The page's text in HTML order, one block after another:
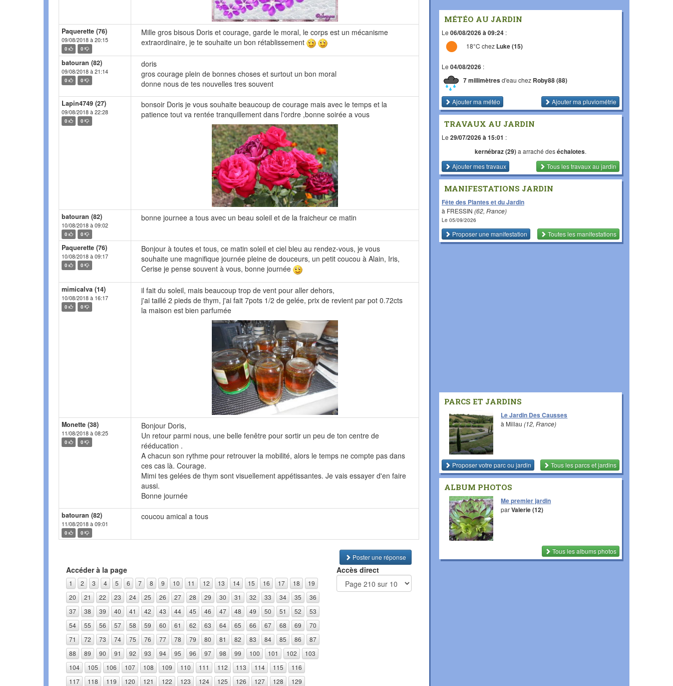
Paquerette (76)
09/08/2018 à 20:15
0 0
Mille gros bisous Doris et courage, garde le moral, le corps est un mécanisme
extraordinaire, je te souhaite un bon rétablissement
batouran (82)
09/08/2018 à 21:14
0 0
doris
gros courage plein de bonnes choses et surtout un bon moral
donne nous de tes nouvelles tres souvent
Lapin4749 (27)
09/08/2018 à 22:28
0 0
bonsoir Doris je vous souhaite beaucoup de courage mais avec le temps et la
patience tout va rentée tranquillement dans l'ordre ,bonne soirée a vous
batouran (82)
10/08/2018 à 09:02
0 0
bonne journee a tous avec un beau soleil et de la fraicheur ce matin
Paquerette (76)
10/08/2018 à 09:17
0 0
Bonjour à toutes et tous, ce matin soleil et ciel bleu au rendez-vous, je vous
souhaite une magnifique journée pleine de douceurs, un petit coucou à Alain, Iris,
Cerise je pense souvent à vous, bonne journée
mimicalva (14)
10/08/2018 à 16:17
0 0
il fait du soleil, mais beaucoup trop de vent pour aller dehors,
j'ai taillé 2 pieds de thym, j'ai fait 7pots 1/2 de gelée, prix de revient par pot 0.72cts
la maison est bien parfumée
Monette (38)
11/08/2018 à 08:25
0 0
Bonjour Doris,
Un retour parmi nous, une belle fenêtre pour sortir un peu de ton centre de
rééducation .
A chacun son rythme pour retrouver la mobilité, alors le temps ne compte pas dans
ces cas là. Courage.
Mimi tes gelées de thym sont visuellement appétissantes. Je vais essayer d'en faire
aussi.
Bonne journée
batouran (82)
11/08/2018 à 09:01
0 0
coucou amical a tous
Poster une réponse
Accéder à la page
1 2 3 4 5 6 7 8 9 10 11 12 13 14 15 16 17 18
19
20
21 22 23 24 25 26 27 28 29 30 31 32 33 34 35
36
37
38 39 40 41 42 43 44 45 46 47 48 49 50 51 52
53
54
55 56 57 58 59 60 61 62 63 64 65 66 67 68 69
70
71
72 73 74 75 76 77 78 79 80 81 82 83 84 85 86
87
88
89 90 91 92 93 94 95 96 97 98 99 100 101 102
103
104
105 106 107 108 109 110 111 112 113 114 115
116
117
118 119 120 121 122 123 124 125 126 127 128
129
Accès direct
MÉTÉO AU JARDIN
Le 06/08/2026 à 09:24 :
18°C chez Luke (15)
Le 04/08/2026 :
7 millimètresd'eau chez Roby88 (88)
Ajouter ma météo Ajouter ma pluviométrie
TRAVAUX AU JARDIN
Le 29/07/2026 à 15:01 :
kernébraz (29)a arraché deséchalotes.
Ajouter mes travaux
Tous les travauxau jardin
MANIFESTATIONS JARDIN
Fête des Plantes et du Jardin
à FRESSIN (62, France)
Le 05/09/2026
Proposer une manifestation Toutes les manifestations
PARCS ET JARDINS
Le Jardin Des Causses
à Millau(12, France)
Proposer votre parc ou jardin Tous les parcs et jardins
ALBUM PHOTOS
Me premier jardin
parValerie (12)
Tous les albums photos